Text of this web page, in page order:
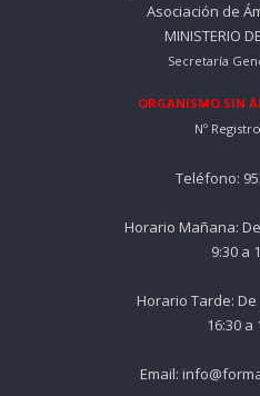
Asociación de
MINISTERIO
Secretaría
ORGANISMO SIN
Nº
Teléfono:
Horario Mañana:
9:30 a
Horario Tarde:
16:30 a
Email: